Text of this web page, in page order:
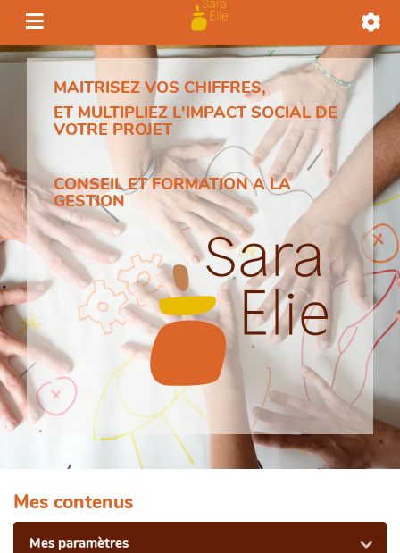
MAITRISEZ VOS CHIFFRES,
ET MULTIPLIEZ L'IMPACT SOCIAL DE
VOTRE PROJET
CONSEIL ET FORMATION A LA
GESTION
Mes contenus
Mes paramètres